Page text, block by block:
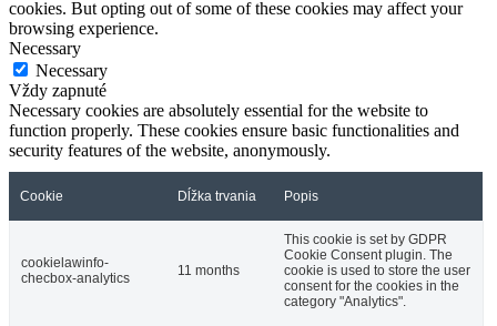
cookies. But opting out of some of these cookies may affect your
browsing experience.
Necessary
Necessary
Vždy zapnuté
Necessary cookies are absolutely essential for the website to
function properly. These cookies ensure basic functionalities and
security features of the website, anonymously.
Cookie Dĺžka trvania Popis
cookielawinfo-
checbox-analytics
11 months
This cookie is set by GDPR
Cookie Consent plugin. The
cookie is used to store the user
consent for the cookies in the
category "Analytics".